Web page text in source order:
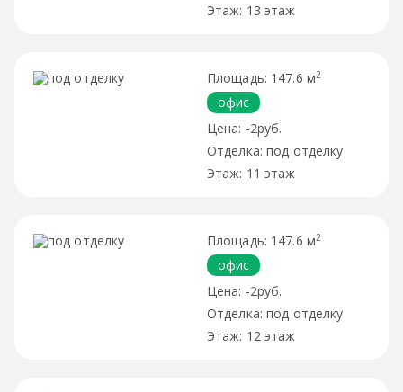
13 этаж
147.6 м2
офис
-2руб.
под отделку
11 этаж
147.6 м2
офис
-2руб.
под отделку
12 этаж